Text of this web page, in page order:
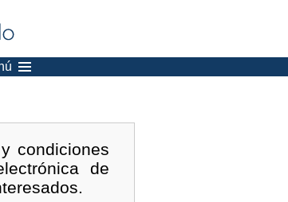
condiciones
de